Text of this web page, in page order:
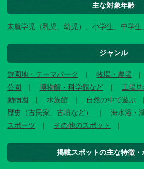
主な対象年齢
未就学児（乳児、幼児）、小学生、中学生
ジャンル
遊園地・テーマパーク 牧場・農場
公園
博物館・科学館など
工場
動物園
水族館 自然の中で遊ぶ
歴史（古民家、古墳など）
海水浴・
スポーツ
その他のスポット
掲載スポットの主な特徴・